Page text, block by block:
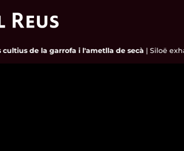
de la garrofa i l'ametlla de secà|Siloë